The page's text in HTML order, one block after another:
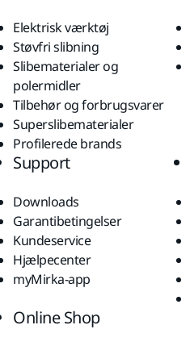
Elektrisk værktøj
Støvfri slibning
Slibematerialer og
polermidler
Tilbehør og forbrugsvarer
Superslibematerialer
Profilerede brands
Support
Downloads
Garantibetingelser
Kundeservice
Hjælpecenter
myMirka-app
Online Shop